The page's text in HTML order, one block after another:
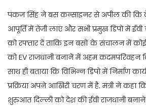
पंकज सिंह ने बस कन्साइनर से अपील की कि
आपूर्ति में तेजी लाएं और सभी प्रमुख डिपो में ईवी
को रफ्तार दें ताकि इन बसों के संचालन में कोई
को EV राजधानी बनाने में अहम कदमपरिवहन
साथ ही बताया कि विभिन्न डिपो में निर्माण
प्रक्रिया अपने आखिरी चरण में है. मंत्री ने कहा
शुरुआत दिल्ली को देश की ईवी राजधानी